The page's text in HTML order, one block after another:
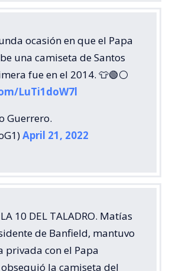
ocasión en que el Papa
una camiseta de Santos
fue en el 2014. 👕🟢⚪
LuTi1doW7l
Guerrero.
April 21, 2022
10 DEL TALADRO. Matías
de Banfield, mantuvo
privada con el Papa
la camiseta del